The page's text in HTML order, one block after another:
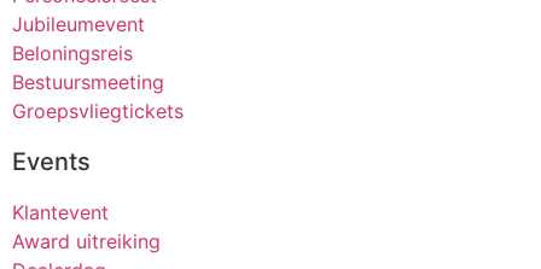
Jubileumevent
Beloningsreis
Bestuursmeeting
Groepsvliegtickets
Events
Klantevent
Award uitreiking